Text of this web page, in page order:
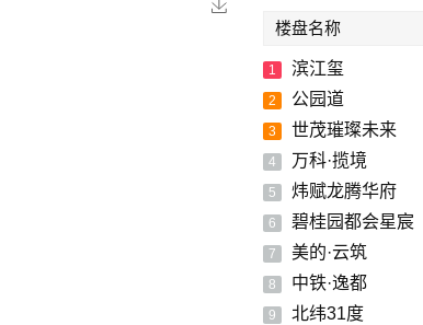
楼盘名称
1 滨江玺
2 公园道
3 世茂璀璨未来
4 万科·揽境
5 炜赋龙腾华府
6 碧桂园都会星宸
7 美的·云筑
8 中铁·逸都
9 北纬31度